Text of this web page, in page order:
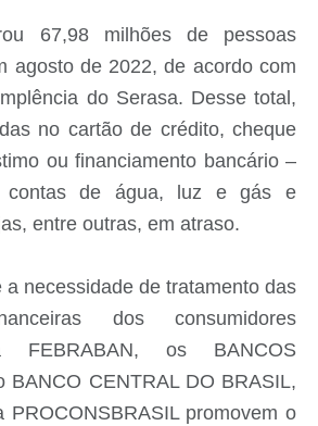
67,98 milhões de pessoas
agosto de 2022, de acordo com
do Serasa. Desse total,
no cartão de crédito, cheque
ou financiamento bancário –
contas de água, luz e gás e
entre outras, em atraso.
a necessidade de tratamento das
dos consumidores
FEBRABAN, os BANCOS
BANCO CENTRAL DO BRASIL,
PROCONSBRASIL promovem o